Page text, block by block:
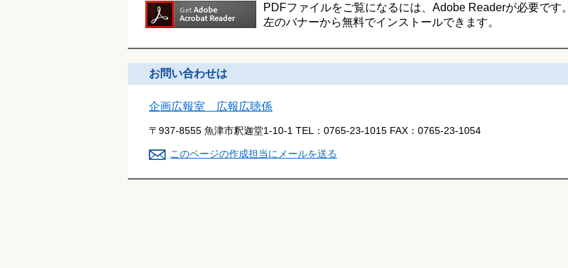
PDFファイルをご覧になるには、Adobe Readerが必要です。
左のバナーから無料でインストールできます。
お問い合わせは
企画広報室 広報広聴係
〒937-8555 魚津市釈迦堂1-10-1 TEL： 0765-23-1015 FAX： 0765-23-1054
このページの作成担当にメールを送る